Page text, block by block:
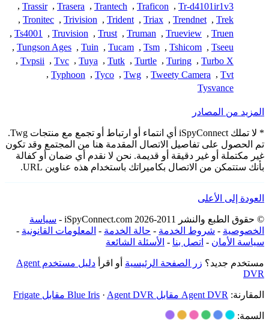
Tr-d4101ir1v3
,
Traficon
,
Trantech
,
Trasera
,
Trassir
,
Trek
,
Trendnet
,
Triax
,
Trident
,
Trivision
,
Tronitec
,
Truen
,
Trueview
,
Truman
,
Trust
,
Truvision
,
Ts4001
,
Tseeu
,
Tshicom
,
Tsm
,
Tucam
,
Tuin
,
Tungson Ages
,
Turbo X
,
Turing
,
Turtle
,
Tutk
,
Tuya
,
Tvc
,
Tvpsii
,
Tvt
,
Tweety Camera
,
Twg
,
Tyco
,
Typhoon
,
Tysvance
المزيد من المصادر
* لا تملك iSpyConnect أي انتماء أو ارتباط أو تجمع مع منتجات Twg.
تم الحصول على تفاصيل الاتصال المقدمة هنا من المجتمع وقد تكون
غير مكتملة أو غير دقيقة أو قديمة. نحن لا نقدم أي ضمان أو كفالة
بأنك ستتمكن من الاتصال بكاميراتك باستخدام هذه عناوين URL.
العودة إلى الأعلى
© حقوق الطبع والنشر 2011-2026 iSpyConnect.com -
سياسة
الخصوصية - شروط الخدمة - حالة الخدمة - المعلومات القانونية -
سياسة الأمان - اتصل بنا - الأسئلة الشائعة
مستخدم جديد؟ زر الصفحة الرئيسية أو اقرأ
دليل مستخدم Agent
DVR
المقارنة: Agent DVR مقابل Blue Iris · Agent DVR مقابل Frigate
السمة: